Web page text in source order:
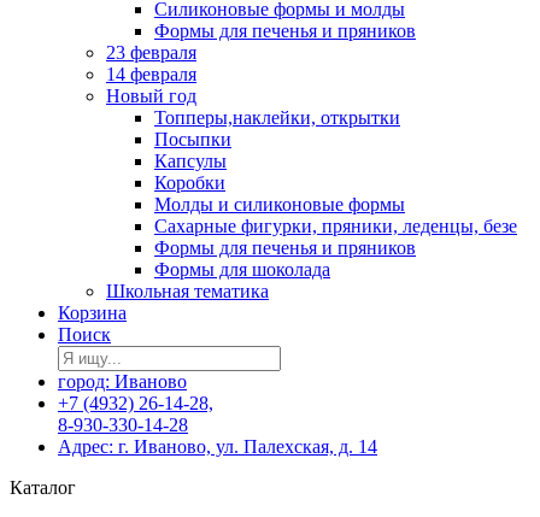
Силиконовые формы и молды
Формы для печенья и пряников
23 февраля
14 февраля
Новый год
Топперы,наклейки, открытки
Посыпки
Капсулы
Коробки
Молды и силиконовые формы
Сахарные фигурки, пряники, леденцы, безе
Формы для печенья и пряников
Формы для шоколада
Школьная тематика
Корзина
Поиск
город: Иваново
+7 (4932) 26-14-28,
8-930-330-14-28
Адрес: г. Иваново, ул. Палехская, д. 14
Каталог